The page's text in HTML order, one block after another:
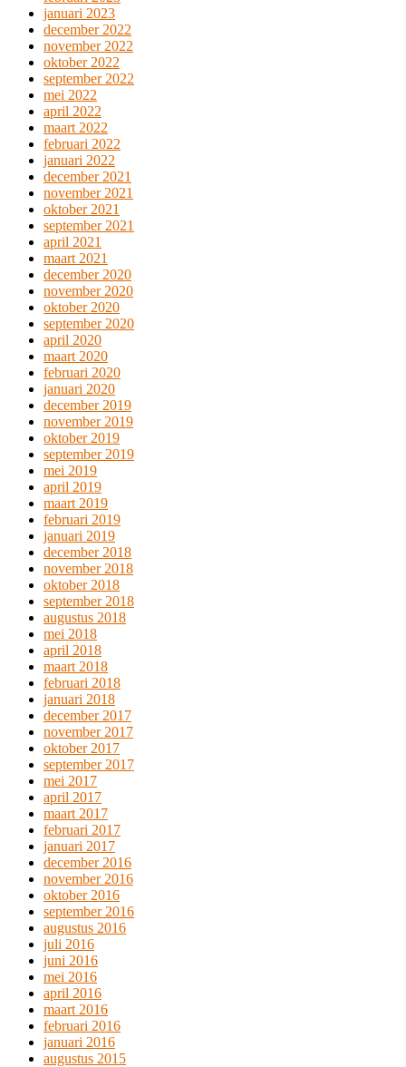
januari 2023
december 2022
november 2022
oktober 2022
september 2022
mei 2022
april 2022
maart 2022
februari 2022
januari 2022
december 2021
november 2021
oktober 2021
september 2021
april 2021
maart 2021
december 2020
november 2020
oktober 2020
september 2020
april 2020
maart 2020
februari 2020
januari 2020
december 2019
november 2019
oktober 2019
september 2019
mei 2019
april 2019
maart 2019
februari 2019
januari 2019
december 2018
november 2018
oktober 2018
september 2018
augustus 2018
mei 2018
april 2018
maart 2018
februari 2018
januari 2018
december 2017
november 2017
oktober 2017
september 2017
mei 2017
april 2017
maart 2017
februari 2017
januari 2017
december 2016
november 2016
oktober 2016
september 2016
augustus 2016
juli 2016
juni 2016
mei 2016
april 2016
maart 2016
februari 2016
januari 2016
augustus 2015